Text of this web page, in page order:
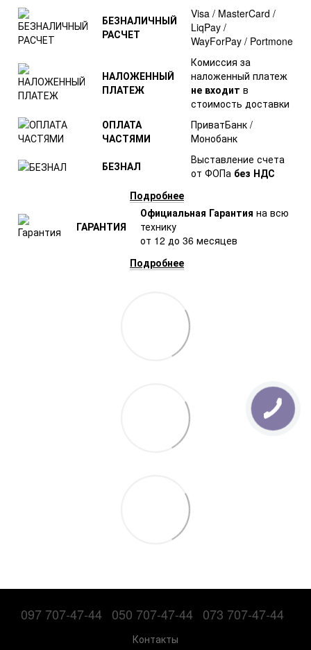
БЕЗНАЛИЧНЫЙ
РАСЧЕТ
Visa / MasterCard /
LiqPay /
WayForPay / Portmone
НАЛОЖЕННЫЙ
ПЛАТЕЖ
Комиссия за
наложенный платеж
не входит в
стоимость доставки
ОПЛАТА
ЧАСТЯМИ
ПриватБанк /
Монобанк
БЕЗНАЛ
Выставление счета
от ФОПа без НДС
Подробнее
ГАРАНТИЯ
Официальная Гарантия на всю
технику
от 12 до 36 месяцев
Подробнее
097 707-47-44 050 707-47-44 073 707-47-44
Контакты